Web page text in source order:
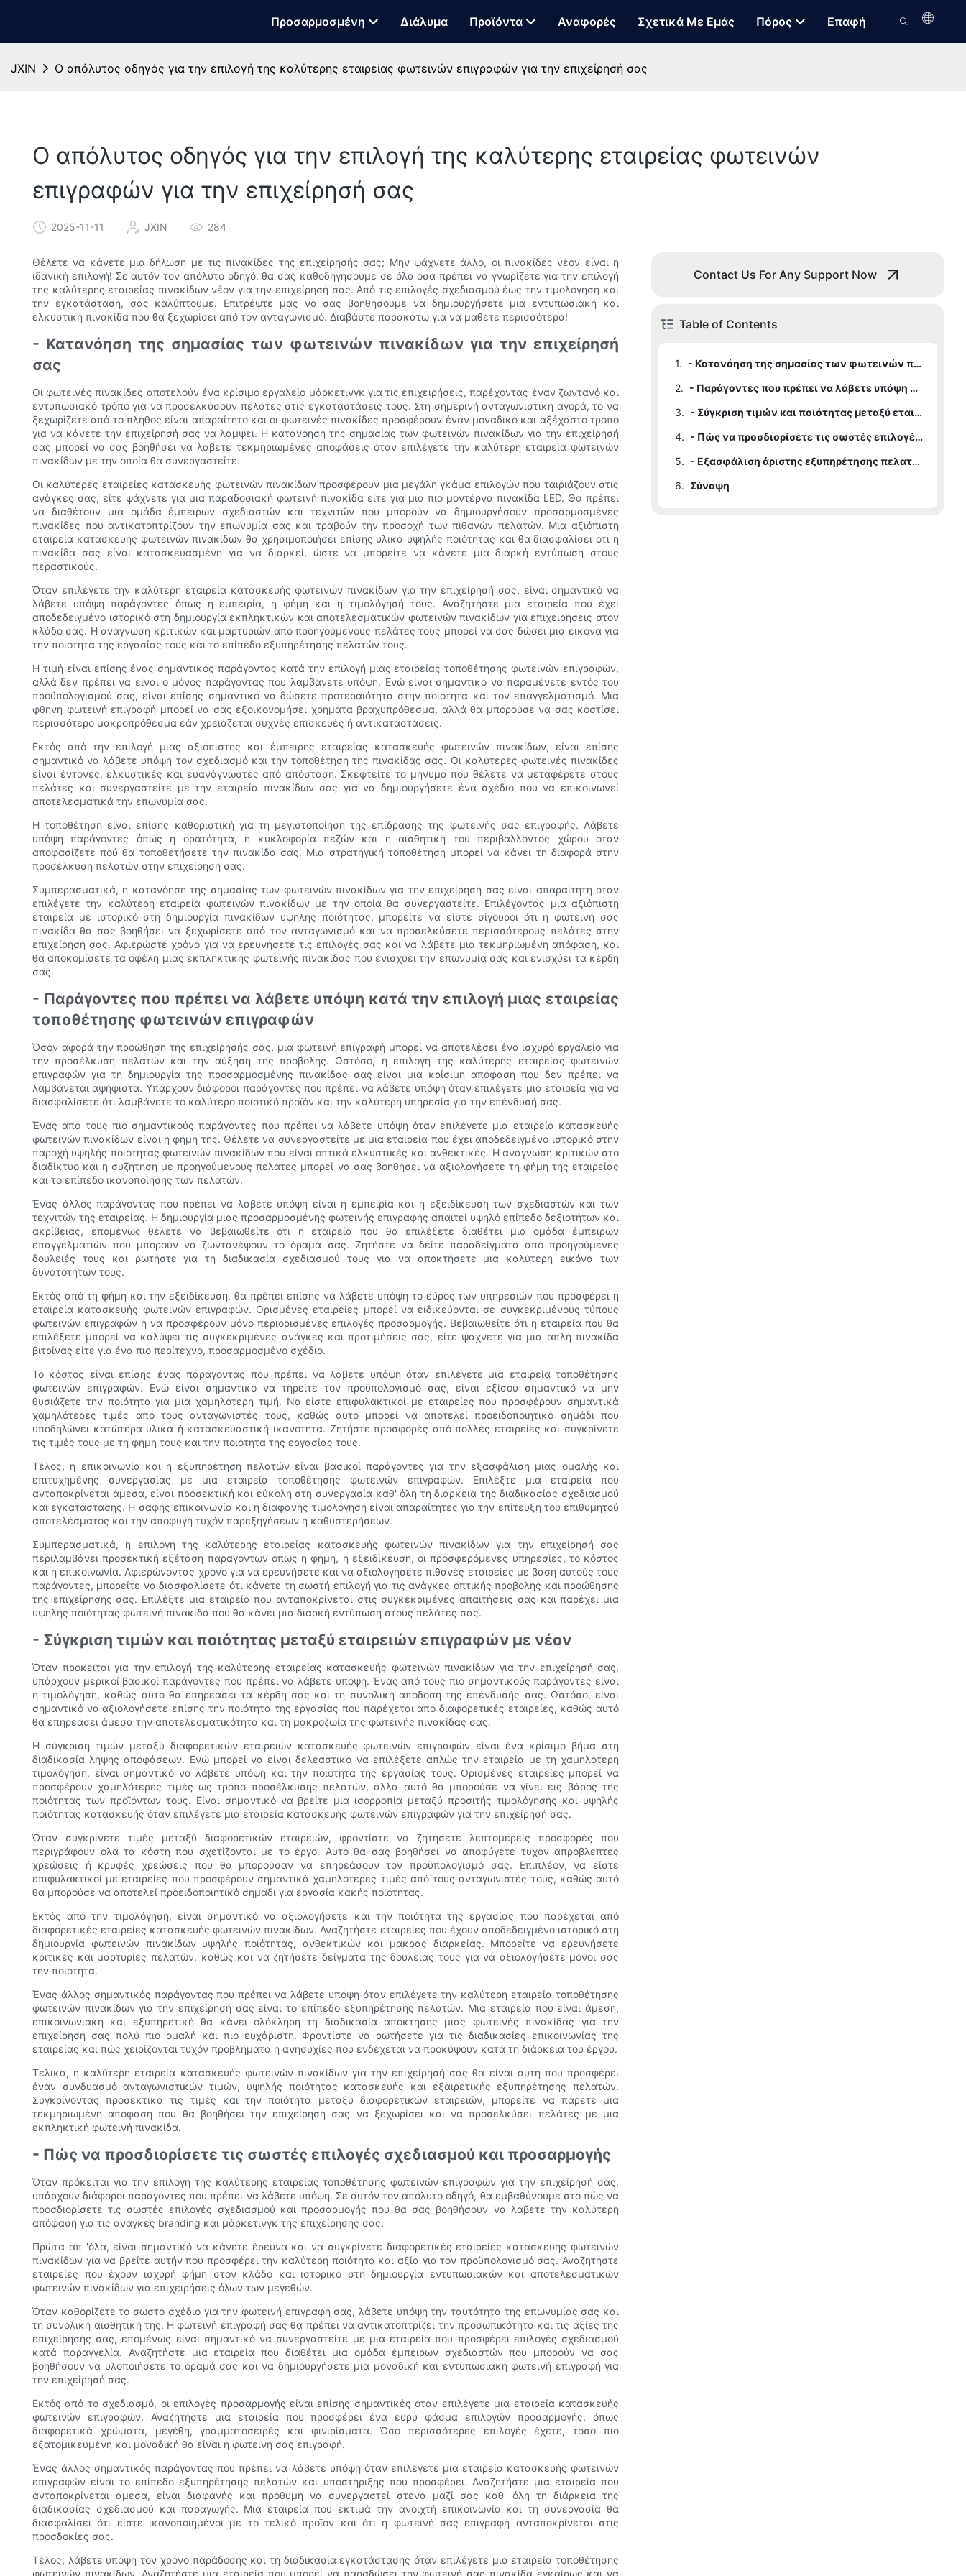
Προσαρμοσμένη Διάλυμα Προϊόντα Αναφορές Σχετικά Με Εμάς Πόρος Επαφή
JXIN Ο απόλυτος οδηγός για την επιλογή της καλύτερης εταιρείας φωτεινών επιγραφών για την επιχείρησή σας
Ο απόλυτος οδηγός για την επιλογή της καλύτερης εταιρείας φωτεινών
επιγραφών για την επιχείρησή σας
2025-11-11 JXIN 284
Θέλετε να κάνετε μια δήλωση με τις πινακίδες της επιχείρησής σας; Μην ψάχνετε άλλο, οι πινακίδες νέον είναι η
ιδανική επιλογή! Σε αυτόν τον απόλυτο οδηγό, θα σας καθοδηγήσουμε σε όλα όσα πρέπει να γνωρίζετε για την επιλογή
της καλύτερης εταιρείας πινακίδων νέον για την επιχείρησή σας. Από τις επιλογές σχεδιασμού έως την τιμολόγηση και
την εγκατάσταση, σας καλύπτουμε. Επιτρέψτε μας να σας βοηθήσουμε να δημιουργήσετε μια εντυπωσιακή και
ελκυστική πινακίδα που θα ξεχωρίσει από τον ανταγωνισμό. Διαβάστε παρακάτω για να μάθετε περισσότερα!
- Κατανόηση της σημασίας των φωτεινών πινακίδων για την επιχείρησή
σας
Οι φωτεινές πινακίδες αποτελούν ένα κρίσιμο εργαλείο μάρκετινγκ για τις επιχειρήσεις, παρέχοντας έναν ζωντανό και
εντυπωσιακό τρόπο για να προσελκύσουν πελάτες στις εγκαταστάσεις τους. Στη σημερινή ανταγωνιστική αγορά, το να
ξεχωρίζετε από το πλήθος είναι απαραίτητο και οι φωτεινές πινακίδες προσφέρουν έναν μοναδικό και αξέχαστο τρόπο
για να κάνετε την επιχείρησή σας να λάμψει. Η κατανόηση της σημασίας των φωτεινών πινακίδων για την επιχείρησή
σας μπορεί να σας βοηθήσει να λάβετε τεκμηριωμένες αποφάσεις όταν επιλέγετε την καλύτερη εταιρεία φωτεινών
πινακίδων με την οποία θα συνεργαστείτε.
Οι καλύτερες εταιρείες κατασκευής φωτεινών πινακίδων προσφέρουν μια μεγάλη γκάμα επιλογών που ταιριάζουν στις
ανάγκες σας, είτε ψάχνετε για μια παραδοσιακή φωτεινή πινακίδα είτε για μια πιο μοντέρνα πινακίδα LED. Θα πρέπει
να διαθέτουν μια ομάδα έμπειρων σχεδιαστών και τεχνιτών που μπορούν να δημιουργήσουν προσαρμοσμένες
πινακίδες που αντικατοπτρίζουν την επωνυμία σας και τραβούν την προσοχή των πιθανών πελατών. Μια αξιόπιστη
εταιρεία κατασκευής φωτεινών πινακίδων θα χρησιμοποιήσει επίσης υλικά υψηλής ποιότητας και θα διασφαλίσει ότι η
πινακίδα σας είναι κατασκευασμένη για να διαρκεί, ώστε να μπορείτε να κάνετε μια διαρκή εντύπωση στους
περαστικούς.
Όταν επιλέγετε την καλύτερη εταιρεία κατασκευής φωτεινών πινακίδων για την επιχείρησή σας, είναι σημαντικό να
λάβετε υπόψη παράγοντες όπως η εμπειρία, η φήμη και η τιμολόγησή τους. Αναζητήστε μια εταιρεία που έχει
αποδεδειγμένο ιστορικό στη δημιουργία εκπληκτικών και αποτελεσματικών φωτεινών πινακίδων για επιχειρήσεις στον
κλάδο σας. Η ανάγνωση κριτικών και μαρτυριών από προηγούμενους πελάτες τους μπορεί να σας δώσει μια εικόνα για
την ποιότητα της εργασίας τους και το επίπεδο εξυπηρέτησης πελατών τους.
Η τιμή είναι επίσης ένας σημαντικός παράγοντας κατά την επιλογή μιας εταιρείας τοποθέτησης φωτεινών επιγραφών,
αλλά δεν πρέπει να είναι ο μόνος παράγοντας που λαμβάνετε υπόψη. Ενώ είναι σημαντικό να παραμένετε εντός του
προϋπολογισμού σας, είναι επίσης σημαντικό να δώσετε προτεραιότητα στην ποιότητα και τον επαγγελματισμό. Μια
φθηνή φωτεινή επιγραφή μπορεί να σας εξοικονομήσει χρήματα βραχυπρόθεσμα, αλλά θα μπορούσε να σας κοστίσει
περισσότερο μακροπρόθεσμα εάν χρειάζεται συχνές επισκευές ή αντικαταστάσεις.
Εκτός από την επιλογή μιας αξιόπιστης και έμπειρης εταιρείας κατασκευής φωτεινών πινακίδων, είναι επίσης
σημαντικό να λάβετε υπόψη τον σχεδιασμό και την τοποθέτηση της πινακίδας σας. Οι καλύτερες φωτεινές πινακίδες
είναι έντονες, ελκυστικές και ευανάγνωστες από απόσταση. Σκεφτείτε το μήνυμα που θέλετε να μεταφέρετε στους
πελάτες και συνεργαστείτε με την εταιρεία πινακίδων σας για να δημιουργήσετε ένα σχέδιο που να επικοινωνεί
αποτελεσματικά την επωνυμία σας.
Η τοποθέτηση είναι επίσης καθοριστική για τη μεγιστοποίηση της επίδρασης της φωτεινής σας επιγραφής. Λάβετε
υπόψη παράγοντες όπως η ορατότητα, η κυκλοφορία πεζών και η αισθητική του περιβάλλοντος χώρου όταν
αποφασίζετε πού θα τοποθετήσετε την πινακίδα σας. Μια στρατηγική τοποθέτηση μπορεί να κάνει τη διαφορά στην
προσέλκυση πελατών στην επιχείρησή σας.
Συμπερασματικά, η κατανόηση της σημασίας των φωτεινών πινακίδων για την επιχείρησή σας είναι απαραίτητη όταν
επιλέγετε την καλύτερη εταιρεία φωτεινών πινακίδων με την οποία θα συνεργαστείτε. Επιλέγοντας μια αξιόπιστη
εταιρεία με ιστορικό στη δημιουργία πινακίδων υψηλής ποιότητας, μπορείτε να είστε σίγουροι ότι η φωτεινή σας
πινακίδα θα σας βοηθήσει να ξεχωρίσετε από τον ανταγωνισμό και να προσελκύσετε περισσότερους πελάτες στην
επιχείρησή σας. Αφιερώστε χρόνο για να ερευνήσετε τις επιλογές σας και να λάβετε μια τεκμηριωμένη απόφαση, και
θα αποκομίσετε τα οφέλη μιας εκπληκτικής φωτεινής πινακίδας που ενισχύει την επωνυμία σας και ενισχύει τα κέρδη
σας.
- Παράγοντες που πρέπει να λάβετε υπόψη κατά την επιλογή μιας εταιρείας
τοποθέτησης φωτεινών επιγραφών
Όσον αφορά την προώθηση της επιχείρησής σας, μια φωτεινή επιγραφή μπορεί να αποτελέσει ένα ισχυρό εργαλείο για
την προσέλκυση πελατών και την αύξηση της προβολής. Ωστόσο, η επιλογή της καλύτερης εταιρείας φωτεινών
επιγραφών για τη δημιουργία της προσαρμοσμένης πινακίδας σας είναι μια κρίσιμη απόφαση που δεν πρέπει να
λαμβάνεται αψήφιστα. Υπάρχουν διάφοροι παράγοντες που πρέπει να λάβετε υπόψη όταν επιλέγετε μια εταιρεία για να
διασφαλίσετε ότι λαμβάνετε το καλύτερο ποιοτικό προϊόν και την καλύτερη υπηρεσία για την επένδυσή σας.
Ένας από τους πιο σημαντικούς παράγοντες που πρέπει να λάβετε υπόψη όταν επιλέγετε μια εταιρεία κατασκευής
φωτεινών πινακίδων είναι η φήμη της. Θέλετε να συνεργαστείτε με μια εταιρεία που έχει αποδεδειγμένο ιστορικό στην
παροχή υψηλής ποιότητας φωτεινών πινακίδων που είναι οπτικά ελκυστικές και ανθεκτικές. Η ανάγνωση κριτικών στο
διαδίκτυο και η συζήτηση με προηγούμενους πελάτες μπορεί να σας βοηθήσει να αξιολογήσετε τη φήμη της εταιρείας
και το επίπεδο ικανοποίησης των πελατών.
Ένας άλλος παράγοντας που πρέπει να λάβετε υπόψη είναι η εμπειρία και η εξειδίκευση των σχεδιαστών και των
τεχνιτών της εταιρείας. Η δημιουργία μιας προσαρμοσμένης φωτεινής επιγραφής απαιτεί υψηλό επίπεδο δεξιοτήτων και
ακρίβειας, επομένως θέλετε να βεβαιωθείτε ότι η εταιρεία που θα επιλέξετε διαθέτει μια ομάδα έμπειρων
επαγγελματιών που μπορούν να ζωντανέψουν το όραμά σας. Ζητήστε να δείτε παραδείγματα από προηγούμενες
δουλειές τους και ρωτήστε για τη διαδικασία σχεδιασμού τους για να αποκτήσετε μια καλύτερη εικόνα των
δυνατοτήτων τους.
Εκτός από τη φήμη και την εξειδίκευση, θα πρέπει επίσης να λάβετε υπόψη το εύρος των υπηρεσιών που προσφέρει η
εταιρεία κατασκευής φωτεινών επιγραφών. Ορισμένες εταιρείες μπορεί να ειδικεύονται σε συγκεκριμένους τύπους
φωτεινών επιγραφών ή να προσφέρουν μόνο περιορισμένες επιλογές προσαρμογής. Βεβαιωθείτε ότι η εταιρεία που θα
επιλέξετε μπορεί να καλύψει τις συγκεκριμένες ανάγκες και προτιμήσεις σας, είτε ψάχνετε για μια απλή πινακίδα
βιτρίνας είτε για ένα πιο περίτεχνο, προσαρμοσμένο σχέδιο.
Το κόστος είναι επίσης ένας παράγοντας που πρέπει να λάβετε υπόψη όταν επιλέγετε μια εταιρεία τοποθέτησης
φωτεινών επιγραφών. Ενώ είναι σημαντικό να τηρείτε τον προϋπολογισμό σας, είναι εξίσου σημαντικό να μην
θυσιάζετε την ποιότητα για μια χαμηλότερη τιμή. Να είστε επιφυλακτικοί με εταιρείες που προσφέρουν σημαντικά
χαμηλότερες τιμές από τους ανταγωνιστές τους, καθώς αυτό μπορεί να αποτελεί προειδοποιητικό σημάδι που
υποδηλώνει κατώτερα υλικά ή κατασκευαστική ικανότητα. Ζητήστε προσφορές από πολλές εταιρείες και συγκρίνετε
τις τιμές τους με τη φήμη τους και την ποιότητα της εργασίας τους.
Τέλος, η επικοινωνία και η εξυπηρέτηση πελατών είναι βασικοί παράγοντες για την εξασφάλιση μιας ομαλής και
επιτυχημένης συνεργασίας με μια εταιρεία τοποθέτησης φωτεινών επιγραφών. Επιλέξτε μια εταιρεία που
ανταποκρίνεται άμεσα, είναι προσεκτική και εύκολη στη συνεργασία καθ' όλη τη διάρκεια της διαδικασίας σχεδιασμού
και εγκατάστασης. Η σαφής επικοινωνία και η διαφανής τιμολόγηση είναι απαραίτητες για την επίτευξη του επιθυμητού
αποτελέσματος και την αποφυγή τυχόν παρεξηγήσεων ή καθυστερήσεων.
Συμπερασματικά, η επιλογή της καλύτερης εταιρείας κατασκευής φωτεινών πινακίδων για την επιχείρησή σας
περιλαμβάνει προσεκτική εξέταση παραγόντων όπως η φήμη, η εξειδίκευση, οι προσφερόμενες υπηρεσίες, το κόστος
και η επικοινωνία. Αφιερώνοντας χρόνο για να ερευνήσετε και να αξιολογήσετε πιθανές εταιρείες με βάση αυτούς τους
παράγοντες, μπορείτε να διασφαλίσετε ότι κάνετε τη σωστή επιλογή για τις ανάγκες οπτικής προβολής και προώθησης
της επιχείρησής σας. Επιλέξτε μια εταιρεία που ανταποκρίνεται στις συγκεκριμένες απαιτήσεις σας και παρέχει μια
υψηλής ποιότητας φωτεινή πινακίδα που θα κάνει μια διαρκή εντύπωση στους πελάτες σας.
- Σύγκριση τιμών και ποιότητας μεταξύ εταιρειών επιγραφών με νέον
Όταν πρόκειται για την επιλογή της καλύτερης εταιρείας κατασκευής φωτεινών πινακίδων για την επιχείρησή σας,
υπάρχουν μερικοί βασικοί παράγοντες που πρέπει να λάβετε υπόψη. Ένας από τους πιο σημαντικούς παράγοντες είναι
η τιμολόγηση, καθώς αυτό θα επηρεάσει τα κέρδη σας και τη συνολική απόδοση της επένδυσής σας. Ωστόσο, είναι
σημαντικό να αξιολογήσετε επίσης την ποιότητα της εργασίας που παρέχεται από διαφορετικές εταιρείες, καθώς αυτό
θα επηρεάσει άμεσα την αποτελεσματικότητα και τη μακροζωία της φωτεινής πινακίδας σας.
Η σύγκριση τιμών μεταξύ διαφορετικών εταιρειών κατασκευής φωτεινών επιγραφών είναι ένα κρίσιμο βήμα στη
διαδικασία λήψης αποφάσεων. Ενώ μπορεί να είναι δελεαστικό να επιλέξετε απλώς την εταιρεία με τη χαμηλότερη
τιμολόγηση, είναι σημαντικό να λάβετε υπόψη και την ποιότητα της εργασίας τους. Ορισμένες εταιρείες μπορεί να
προσφέρουν χαμηλότερες τιμές ως τρόπο προσέλκυσης πελατών, αλλά αυτό θα μπορούσε να γίνει εις βάρος της
ποιότητας των προϊόντων τους. Είναι σημαντικό να βρείτε μια ισορροπία μεταξύ προσιτής τιμολόγησης και υψηλής
ποιότητας κατασκευής όταν επιλέγετε μια εταιρεία κατασκευής φωτεινών επιγραφών για την επιχείρησή σας.
Όταν συγκρίνετε τιμές μεταξύ διαφορετικών εταιρειών, φροντίστε να ζητήσετε λεπτομερείς προσφορές που
περιγράφουν όλα τα κόστη που σχετίζονται με το έργο. Αυτό θα σας βοηθήσει να αποφύγετε τυχόν απρόβλεπτες
χρεώσεις ή κρυφές χρεώσεις που θα μπορούσαν να επηρεάσουν τον προϋπολογισμό σας. Επιπλέον, να είστε
επιφυλακτικοί με εταιρείες που προσφέρουν σημαντικά χαμηλότερες τιμές από τους ανταγωνιστές τους, καθώς αυτό
θα μπορούσε να αποτελεί προειδοποιητικό σημάδι για εργασία κακής ποιότητας.
Εκτός από την τιμολόγηση, είναι σημαντικό να αξιολογήσετε και την ποιότητα της εργασίας που παρέχεται από
διαφορετικές εταιρείες κατασκευής φωτεινών πινακίδων. Αναζητήστε εταιρείες που έχουν αποδεδειγμένο ιστορικό στη
δημιουργία φωτεινών πινακίδων υψηλής ποιότητας, ανθεκτικών και μακράς διαρκείας. Μπορείτε να ερευνήσετε
κριτικές και μαρτυρίες πελατών, καθώς και να ζητήσετε δείγματα της δουλειάς τους για να αξιολογήσετε μόνοι σας
την ποιότητα.
Ένας άλλος σημαντικός παράγοντας που πρέπει να λάβετε υπόψη όταν επιλέγετε την καλύτερη εταιρεία τοποθέτησης
φωτεινών πινακίδων για την επιχείρησή σας είναι το επίπεδο εξυπηρέτησης πελατών. Μια εταιρεία που είναι άμεση,
επικοινωνιακή και εξυπηρετική θα κάνει ολόκληρη τη διαδικασία απόκτησης μιας φωτεινής πινακίδας για την
επιχείρησή σας πολύ πιο ομαλή και πιο ευχάριστη. Φροντίστε να ρωτήσετε για τις διαδικασίες επικοινωνίας της
εταιρείας και πώς χειρίζονται τυχόν προβλήματα ή ανησυχίες που ενδέχεται να προκύψουν κατά τη διάρκεια του έργου.
Τελικά, η καλύτερη εταιρεία κατασκευής φωτεινών πινακίδων για την επιχείρησή σας θα είναι αυτή που προσφέρει
έναν συνδυασμό ανταγωνιστικών τιμών, υψηλής ποιότητας κατασκευής και εξαιρετικής εξυπηρέτησης πελατών.
Συγκρίνοντας προσεκτικά τις τιμές και την ποιότητα μεταξύ διαφορετικών εταιρειών, μπορείτε να πάρετε μια
τεκμηριωμένη απόφαση που θα βοηθήσει την επιχείρησή σας να ξεχωρίσει και να προσελκύσει πελάτες με μια
εκπληκτική φωτεινή πινακίδα.
- Πώς να προσδιορίσετε τις σωστές επιλογές σχεδιασμού και προσαρμογής
Όταν πρόκειται για την επιλογή της καλύτερης εταιρείας τοποθέτησης φωτεινών επιγραφών για την επιχείρησή σας,
υπάρχουν διάφοροι παράγοντες που πρέπει να λάβετε υπόψη. Σε αυτόν τον απόλυτο οδηγό, θα εμβαθύνουμε στο πώς να
προσδιορίσετε τις σωστές επιλογές σχεδιασμού και προσαρμογής που θα σας βοηθήσουν να λάβετε την καλύτερη
απόφαση για τις ανάγκες branding και μάρκετινγκ της επιχείρησής σας.
Πρώτα απ 'όλα, είναι σημαντικό να κάνετε έρευνα και να συγκρίνετε διαφορετικές εταιρείες κατασκευής φωτεινών
πινακίδων για να βρείτε αυτήν που προσφέρει την καλύτερη ποιότητα και αξία για τον προϋπολογισμό σας. Αναζητήστε
εταιρείες που έχουν ισχυρή φήμη στον κλάδο και ιστορικό στη δημιουργία εντυπωσιακών και αποτελεσματικών
φωτεινών πινακίδων για επιχειρήσεις όλων των μεγεθών.
Όταν καθορίζετε το σωστό σχέδιο για την φωτεινή επιγραφή σας, λάβετε υπόψη την ταυτότητα της επωνυμίας σας και
τη συνολική αισθητική της. Η φωτεινή επιγραφή σας θα πρέπει να αντικατοπτρίζει την προσωπικότητα και τις αξίες της
επιχείρησής σας, επομένως είναι σημαντικό να συνεργαστείτε με μια εταιρεία που προσφέρει επιλογές σχεδιασμού
κατά παραγγελία. Αναζητήστε μια εταιρεία που διαθέτει μια ομάδα έμπειρων σχεδιαστών που μπορούν να σας
βοηθήσουν να υλοποιήσετε το όραμά σας και να δημιουργήσετε μια μοναδική και εντυπωσιακή φωτεινή επιγραφή για
την επιχείρησή σας.
Εκτός από το σχεδιασμό, οι επιλογές προσαρμογής είναι επίσης σημαντικές όταν επιλέγετε μια εταιρεία κατασκευής
φωτεινών επιγραφών. Αναζητήστε μια εταιρεία που προσφέρει ένα ευρύ φάσμα επιλογών προσαρμογής, όπως
διαφορετικά χρώματα, μεγέθη, γραμματοσειρές και φινιρίσματα. Όσο περισσότερες επιλογές έχετε, τόσο πιο
εξατομικευμένη και μοναδική θα είναι η φωτεινή σας επιγραφή.
Ένας άλλος σημαντικός παράγοντας που πρέπει να λάβετε υπόψη όταν επιλέγετε μια εταιρεία κατασκευής φωτεινών
επιγραφών είναι το επίπεδο εξυπηρέτησης πελατών και υποστήριξης που προσφέρει. Αναζητήστε μια εταιρεία που
ανταποκρίνεται άμεσα, είναι διαφανής και πρόθυμη να συνεργαστεί στενά μαζί σας καθ' όλη τη διάρκεια της
διαδικασίας σχεδιασμού και παραγωγής. Μια εταιρεία που εκτιμά την ανοιχτή επικοινωνία και τη συνεργασία θα
διασφαλίσει ότι είστε ικανοποιημένοι με το τελικό προϊόν και ότι η φωτεινή σας επιγραφή ανταποκρίνεται στις
προσδοκίες σας.
Τέλος, λάβετε υπόψη τον χρόνο παράδοσης και τη διαδικασία εγκατάστασης όταν επιλέγετε μια εταιρεία τοποθέτησης
Contact Us For Any Support Now
Table of Contents
1.
- Κατανόηση της σημασίας των φωτεινών πινακίδων για την επιχείρησή σας
2.
- Παράγοντες που πρέπει να λάβετε υπόψη κατά την επιλογή μιας εταιρείας τοποθέτησης φωτεινών επιγραφών
3.
- Σύγκριση τιμών και ποιότητας μεταξύ εταιρειών επιγραφών με νέον
4.
- Πώς να προσδιορίσετε τις σωστές επιλογές σχεδιασμού και προσαρμογής
5.
- Εξασφάλιση άριστης εξυπηρέτησης πελατών και υποστήριξης από την εταιρεία φωτεινών επιγραφών της επιλογής σας
6. Σύναψη